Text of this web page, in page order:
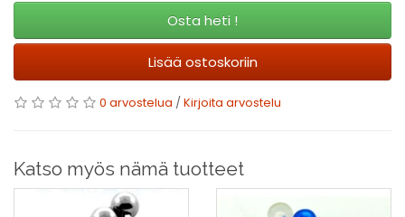
Osta heti !
Lisää ostoskoriin
0 arvostelua /Kirjoita arvostelu
Katso myös nämä tuotteet